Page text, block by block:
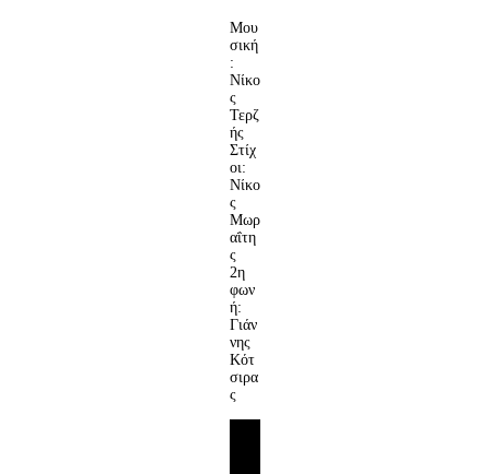
Μου
σική
:
Νίκο
ς
Τερζ
ής
Στίχ
οι:
Νίκο
ς
Μωρ
αΐτη
ς
2η
φων
ή:
Γιάν
νης
Κότ
σιρα
ς